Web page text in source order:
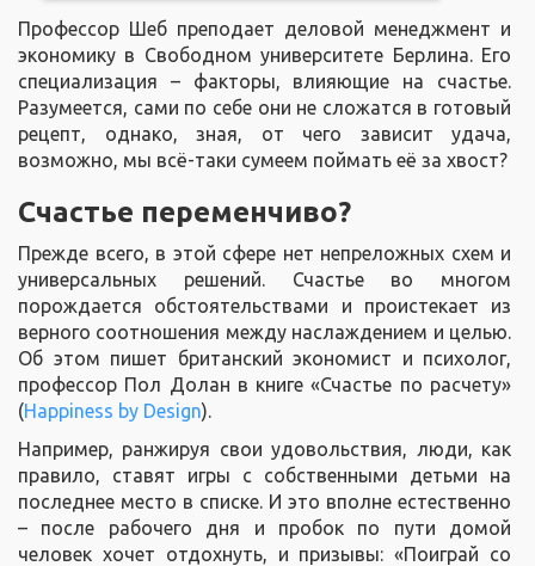
Профессор Шеб преподает деловой менеджмент и
экономику в Свободном университете Берлина. Его
специализация – факторы, влияющие на счастье.
Разумеется, сами по себе они не сложатся в готовый
рецепт, однако, зная, от чего зависит удача,
возможно, мы всё-таки сумеем поймать её за хвост?
Счастье переменчиво?
Прежде всего, в этой сфере нет непреложных схем и
универсальных решений. Счастье во многом
порождается обстоятельствами и проистекает из
верного соотношения между наслаждением и целью.
Об этом пишет британский экономист и психолог,
профессор Пол Долан в книге «Счастье по расчету»
(Happiness by Design).
Например, ранжируя свои удовольствия, люди, как
правило, ставят игры с собственными детьми на
последнее место в списке. И это вполне естественно
– после рабочего дня и пробок по пути домой
человек хочет отдохнуть, и призывы: «Поиграй со